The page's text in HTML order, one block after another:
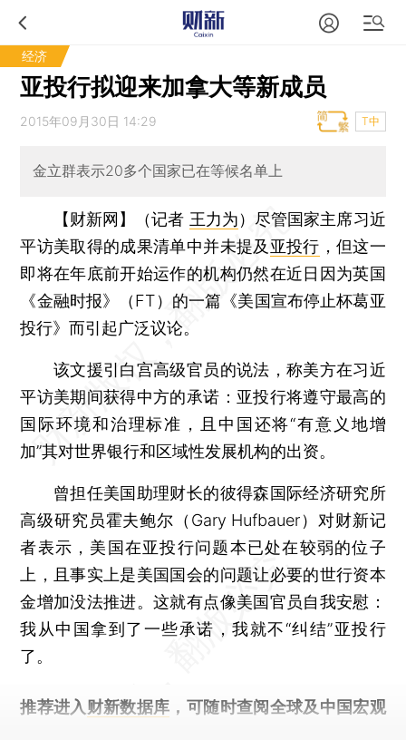
经济
亚投行拟迎来加拿大等新成员
2015年09月30日 14:29 T中
金立群表示20多个国家已在等候名单上
【财新网】（记者 王力为） 尽管国家主席习近
平访美取得的成果清单中并未提及 亚投行 ，但这一
即将在年底前开始运作的机构仍然在近日因为英国
《金融时报》（FT）的一篇《美国宣布停止杯葛亚
投行》而引起广泛议论。
该文援引白宫高级官员的说法，称美方在习近
平访美期间获得中方的承诺：亚投行将遵守最高的
国际环境和治理标准，且中国还将“有意义地增
加”其对世界银行和区域性发展机构的出资。
曾担任美国助理财长的彼得森国际经济研究所
高级研究员霍夫鲍尔（Gary Hufbauer）对财新记
者表示，美国在亚投行问题本已处在较弱的位子
上，且事实上是美国国会的问题让必要的世行资本
金增加没法推进。这就有点像美国官员自我安慰：
我从中国拿到了一些承诺，我就不“纠结”亚投行
了。
推荐进入 财新数据库 ，可随时查阅全球及中国宏观